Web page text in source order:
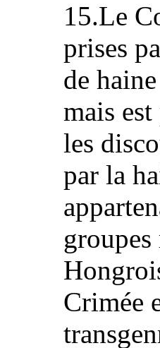
15.Le
prises
de
mais
les
par la
Crimée